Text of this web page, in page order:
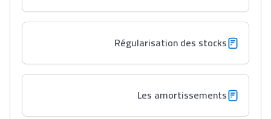
Régularisation des stocks
Les amortissements